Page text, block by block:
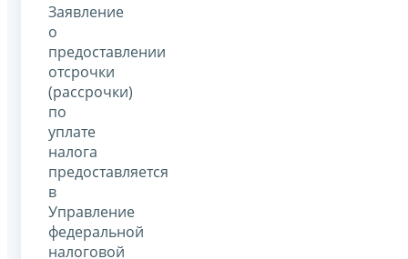
Заявление
о
предоставлении
отсрочки
(рассрочки)
по
уплате
налога
предоставляется
в
Управление
федеральной
налоговой